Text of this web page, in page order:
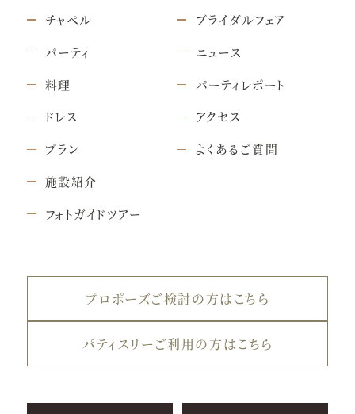
チャペル
パーティ
料理
ドレス
プラン
施設紹介
フォトガイドツアー
ブライダルフェア
ニュース
パーティレポート
アクセス
よくあるご質問
プロポーズご検討の方はこちら
パティスリーご利用の方はこちら